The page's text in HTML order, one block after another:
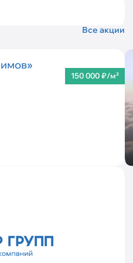
Все акции
150 000 ₽/м²